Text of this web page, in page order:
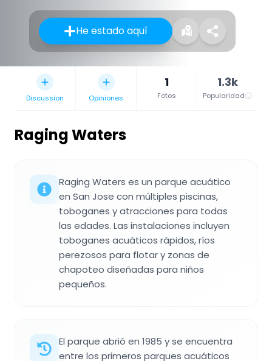
He estado aquí
Discussion Opiniones
1
Fotos
1.3k
Popularidad
Raging Waters
Raging Waters es un parque acuático
en San Jose con múltiples piscinas,
toboganes y atracciones para todas
las edades. Las instalaciones incluyen
toboganes acuáticos rápidos, ríos
perezosos para flotar y zonas de
chapoteo diseñadas para niños
pequeños.
El parque abrió en 1985 y se encuentra
entre los primeros parques acuáticos